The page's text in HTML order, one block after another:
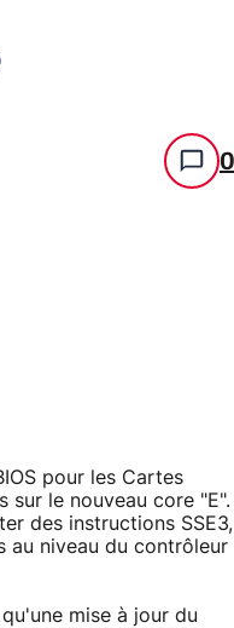
0
pour les Cartes
sur le nouveau core "E".
des instructions SSE3,
au niveau du contrôleur
mise à jour du